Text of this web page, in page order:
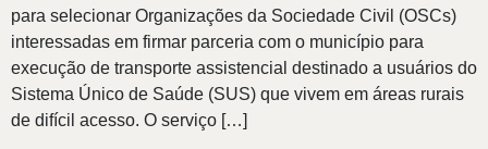
para selecionar Organizações da Sociedade Civil (OSCs)
interessadas em firmar parceria com o município para
execução de transporte assistencial destinado a usuários do
Sistema Único de Saúde (SUS) que vivem em áreas rurais
de difícil acesso. O serviço […]